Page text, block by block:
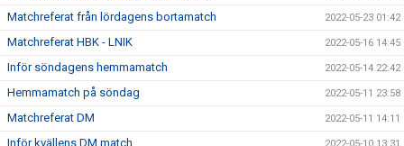
Matchreferat från lördagens bortamatch 2022-05-23 01:42
Matchreferat HBK - LNIK 2022-05-16 14:45
Inför söndagens hemmamatch 2022-05-14 22:42
Hemmamatch på söndag 2022-05-11 23:58
Matchreferat DM 2022-05-11 14:11
Inför kvällens DM match